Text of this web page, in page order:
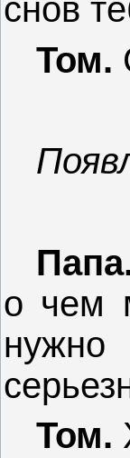
снов
Том.
о чем
нужно
Том.